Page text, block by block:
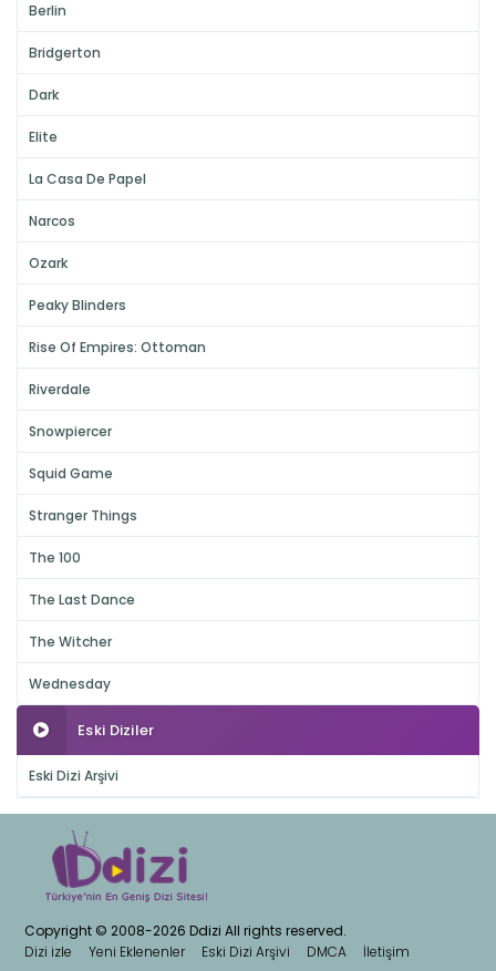
Berlin
Bridgerton
Dark
Elite
La Casa De Papel
Narcos
Ozark
Peaky Blinders
Rise Of Empires: Ottoman
Riverdale
Snowpiercer
Squid Game
Stranger Things
The 100
The Last Dance
The Witcher
Wednesday
Eski Diziler
Eski Dizi Arşivi
Copyright © 2008-2026 Ddizi All rights reserved.
Dizi izle
Yeni Eklenenler Eski Dizi Arşivi DMCA İletişim